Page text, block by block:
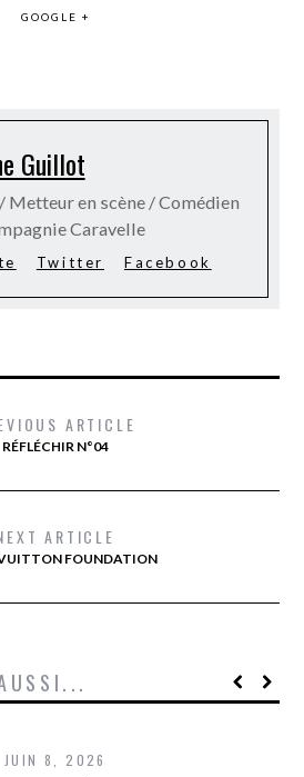
GOOGLE +
Guillot
Metteur en scène / Comédien
Caravelle
Twitter Facebook
ARTICLE
RÉFLÉCHIR N°04
ARTICLE
FOUNDATION
JUIN 8, 2026